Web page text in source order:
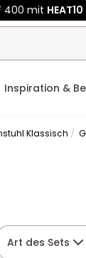
400 mit HEAT10
Inspiration &
Klassisch
Art des Sets